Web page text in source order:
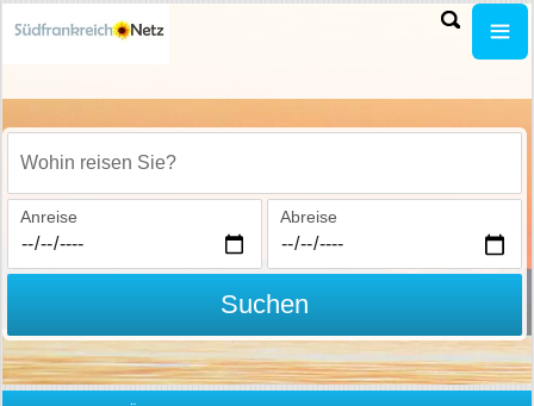
Wohin reisen Sie?
Anreise Abreise
Suchen